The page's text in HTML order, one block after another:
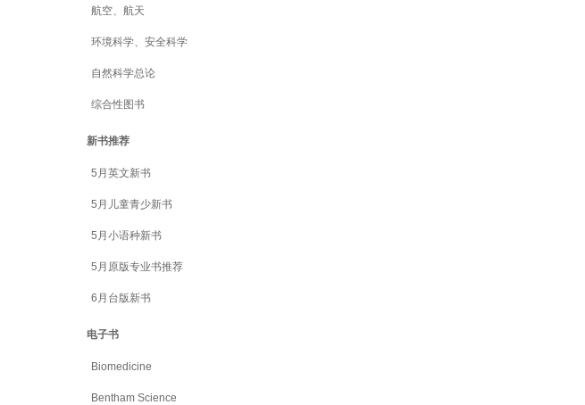
航空、航天
环境科学、安全科学
自然科学总论
综合性图书
新书推荐
5月英文新书
5月儿童青少新书
5月小语种新书
5月原版专业书推荐
6月台版新书
电子书
Biomedicine
Bentham Science